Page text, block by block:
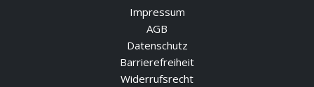
Impressum
AGB
Datenschutz
Barrierefreiheit
Widerrufsrecht